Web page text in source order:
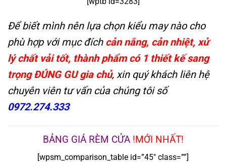
Để biết mình nên lựa chọn kiểu may nào cho
phù hợp với mục đích cản nắng, cản nhiệt, xử
lý chất vải tốt, thành phẩm có 1 thiết kế sang
trọng ĐÚNG GU gia chủ, xin quý khách liên hệ
chuyên viên tư vấn của chúng tôi số
0972.274.333
BẢNG GIÁ RÈM CỬA !MỚI NHẤT!
[wpsm_comparison_table id=”45″ class=””]